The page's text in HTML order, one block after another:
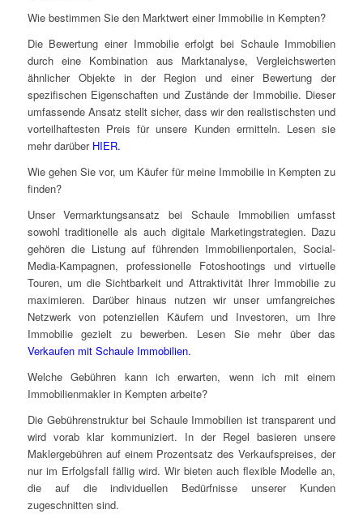
Wie bestimmen Sie den Marktwert einer Immobilie in Kempten?
Die Bewertung einer Immobilie erfolgt bei Schaule Immobilien
durch eine Kombination aus Marktanalyse, Vergleichswerten
ähnlicher Objekte in der Region und einer Bewertung der
spezifischen Eigenschaften und Zustände der Immobilie. Dieser
umfassende Ansatz stellt sicher, dass wir den realistischsten und
vorteilhaftesten Preis für unsere Kunden ermitteln. Lesen sie
mehr darüber HIER.
Wie gehen Sie vor, um Käufer für meine Immobilie in Kempten zu
finden?
Unser Vermarktungsansatz bei Schaule Immobilien umfasst
sowohl traditionelle als auch digitale Marketingstrategien. Dazu
gehören die Listung auf führenden Immobilienportalen, Social-
Media-Kampagnen, professionelle Fotoshootings und virtuelle
Touren, um die Sichtbarkeit und Attraktivität Ihrer Immobilie zu
maximieren. Darüber hinaus nutzen wir unser umfangreiches
Netzwerk von potenziellen Käufern und Investoren, um Ihre
Immobilie gezielt zu bewerben. Lesen Sie mehr über das
Verkaufen mit Schaule Immobilien.
Welche Gebühren kann ich erwarten, wenn ich mit einem
Immobilienmakler in Kempten arbeite?
Die Gebührenstruktur bei Schaule Immobilien ist transparent und
wird vorab klar kommuniziert. In der Regel basieren unsere
Maklergebühren auf einem Prozentsatz des Verkaufspreises, der
nur im Erfolgsfall fällig wird. Wir bieten auch flexible Modelle an,
die auf die individuellen Bedürfnisse unserer Kunden
zugeschnitten sind.